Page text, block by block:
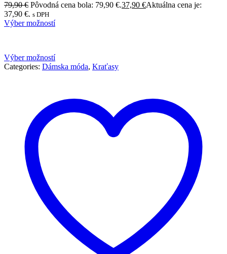
79,90€ Pôvodná cena bola: 79,90 €.37,90 €Aktuálna cena je:
37,90 €. s DPH
Výber možností
Výber možností
Categories: Dámska móda, Kraťasy